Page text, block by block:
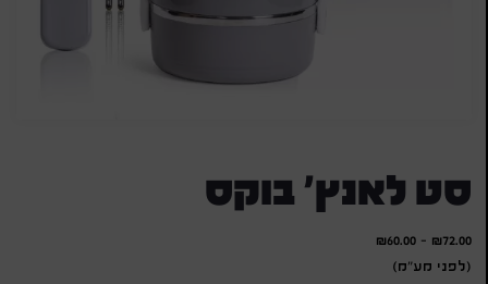
סט לאנץ' בוקס
₪72.00
-
₪60.00
(לפני מע"מ)